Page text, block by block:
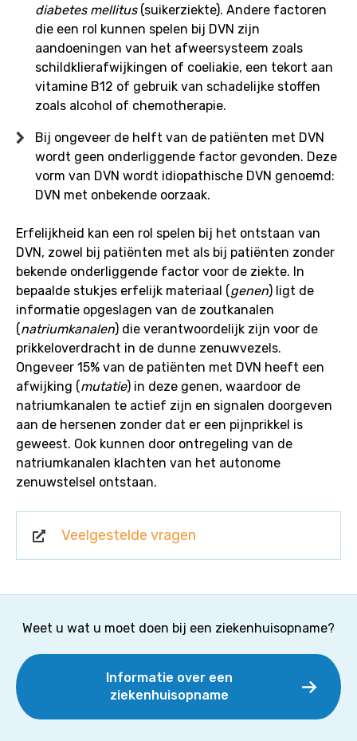
diabetes mellitus(suikerziekte). Andere factoren
die een rol kunnen spelen bij DVN zijn
aandoeningen van het afweersysteem zoals
schildklierafwijkingen of coeliakie, een tekort aan
vitamine B12 of gebruik van schadelijke stoffen
zoals alcohol of chemotherapie.
Bij ongeveer de helft van de patiënten met DVN
wordt geen onderliggende factor gevonden. Deze
vorm van DVN wordt idiopathische DVN genoemd:
DVN met onbekende oorzaak.
Erfelijkheid kan een rol spelen bij het ontstaan van
DVN, zowel bij patiënten met als bij patiënten zonder
bekende onderliggende factor voor de ziekte. In
bepaalde stukjes erfelijk materiaal (genen) ligt de
informatie opgeslagen van de zoutkanalen
(natriumkanalen) die verantwoordelijk zijn voor de
prikkeloverdracht in de dunne zenuwvezels.
Ongeveer 15% van de patiënten met DVN heeft een
afwijking (mutatie) in deze genen, waardoor de
natriumkanalen te actief zijn en signalen doorgeven
aan de hersenen zonder dat er een pijnprikkel is
geweest. Ook kunnen door ontregeling van de
natriumkanalen klachten van het autonome
zenuwstelsel ontstaan.
Veelgestelde vragen
Weet u wat u moet doen bij een ziekenhuisopname?
Informatie over een
ziekenhuisopname